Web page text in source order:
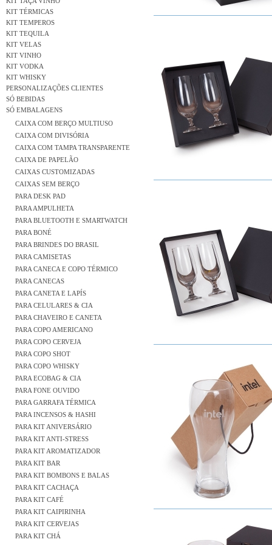
KIT TÉRMICAS
KIT TEMPEROS
KIT TEQUILA
KIT VELAS
KIT VINHO
KIT VODKA
KIT WHISKY
PERSONALIZAÇÕES CLIENTES
SÓ BEBIDAS
SÓ EMBALAGENS
CAIXA COM BERÇO MULTIUSO
CAIXA COM DIVISÓRIA
CAIXA COM TAMPA TRANSPARENTE
CAIXA DE PAPELÃO
CAIXAS CUSTOMIZADAS
CAIXAS SEM BERÇO
PARA DESK PAD
PARA AMPULHETA
PARA BLUETOOTH E SMARTWATCH
PARA BONÉ
PARA BRINDES DO BRASIL
PARA CAMISETAS
PARA CANECA E COPO TÉRMICO
PARA CANECAS
PARA CANETA E LAPÍS
PARA CELULARES & CIA
PARA CHAVEIRO E CANETA
PARA COPO AMERICANO
PARA COPO CERVEJA
PARA COPO SHOT
PARA COPO WHISKY
PARA ECOBAG & CIA
PARA FONE OUVIDO
PARA GARRAFA TÉRMICA
PARA INCENSOS & HASHI
PARA KIT ANIVERSÁRIO
PARA KIT ANTI-STRESS
PARA KIT AROMATIZADOR
PARA KIT BAR
PARA KIT BOMBONS E BALAS
PARA KIT CACHAÇA
PARA KIT CAFÉ
PARA KIT CAIPIRINHA
PARA KIT CERVEJAS
PARA KIT CHÁ